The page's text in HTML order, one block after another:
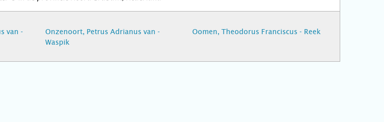
van -
Onzenoort, Petrus Adrianus van -
Waspik
Oomen, Theodorus Franciscus - Reek